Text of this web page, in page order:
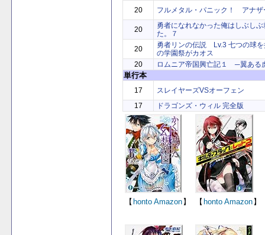
20
フルメタル・パニック！ アナザ
20
勇者になれなかった俺はしぶし
た。７
20
勇者リンの伝説 Lv.3 七つの球を
の学園祭がカオス
20
ロムニア帝国興亡記１ ─翼ある
単行本
17
スレイヤーズVSオーフェン
17
ドラゴンズ・ウィル 完全版
【 honto Amazon 】 【 honto Amazon 】